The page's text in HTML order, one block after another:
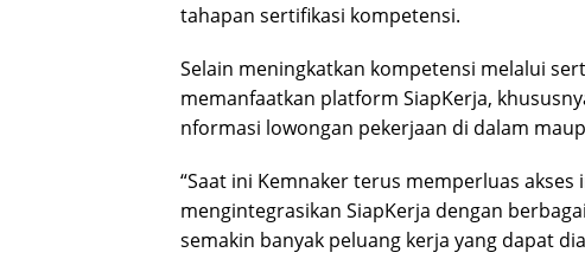
tahapan sertifikasi kompetensi.
Selain meningkatkan kompetensi melalui
memanfaatkan platform SiapKerja,
nformasi lowongan pekerjaan di dalam
“Saat ini Kemnaker terus memperluas
mengintegrasikan SiapKerja dengan
semakin banyak peluang kerja yang dapat